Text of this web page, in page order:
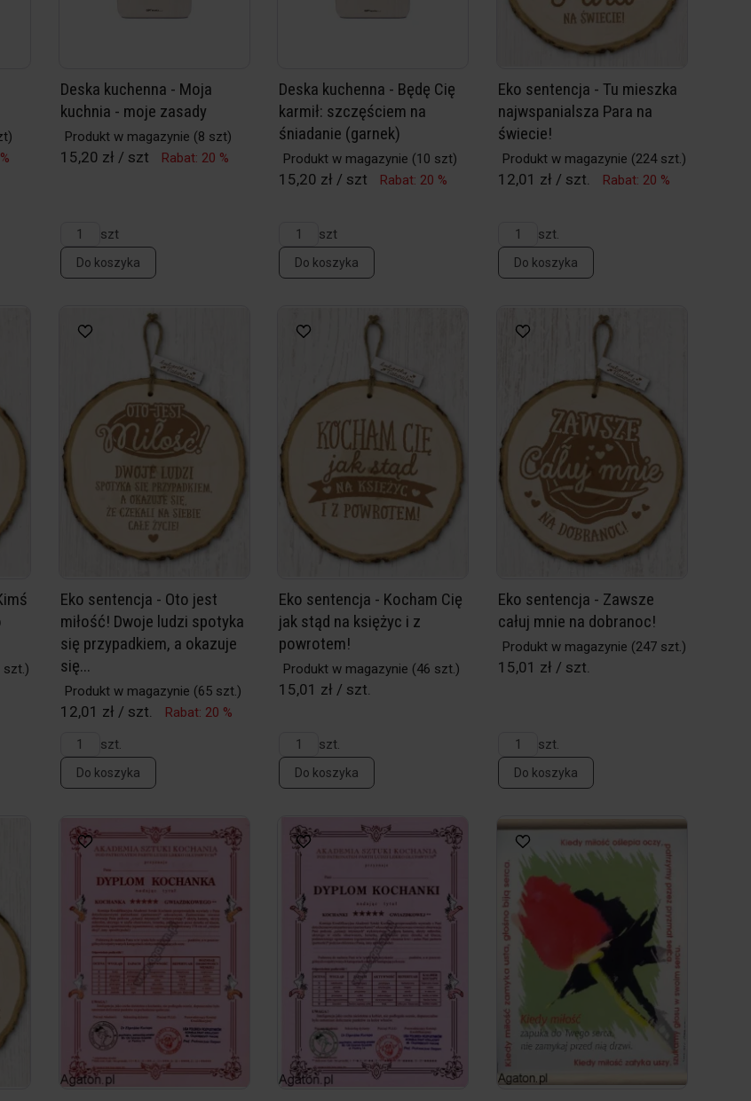
Deska kuchenna - Moja
kuchnia - moje zasady
Produkt w magazynie (8 szt)
15,20 zł / szt Rabat: 20 %
szt
Do koszyka
Deska kuchenna - Będę Cię
karmił: szczęściem na
śniadanie (garnek)
Produkt w magazynie (10 szt)
15,20 zł / szt Rabat: 20 %
szt
Do koszyka
Eko sentencja - Tu mieszka
najwspanialsza Para na
świecie!
Produkt w magazynie (224 szt.)
12,01 zł / szt. Rabat: 20 %
szt.
Do koszyka
szt.)
Eko sentencja - Oto jest
miłość! Dwoje ludzi spotyka
się przypadkiem, a okazuje
się...
Produkt w magazynie (65 szt.)
12,01 zł / szt.
Rabat: 20 %
szt.
Do koszyka
Eko sentencja - Kocham Cię
jak stąd na księżyc i z
powrotem!
Produkt w magazynie (46 szt.)
15,01 zł / szt.
szt.
Do koszyka
Eko sentencja - Zawsze
całuj mnie na dobranoc!
Produkt w magazynie (247 szt.)
15,01 zł / szt.
szt.
Do koszyka